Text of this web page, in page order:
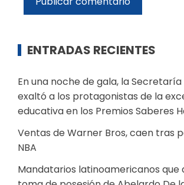
ENTRADAS RECIENTES
En una noche de gala, la
exaltó a los protagonistas de la
educativa en los Premios Saberes
Ventas de Warner Bros, caen tras
NBA
Mandatarios latinoamericanos que